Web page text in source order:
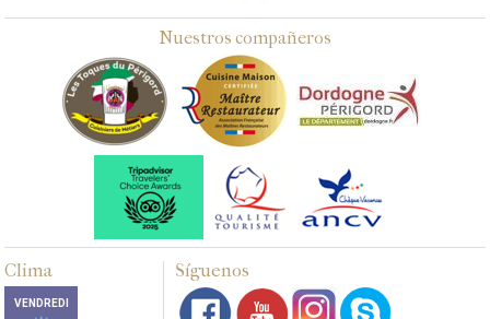
Nuestros compañeros
Clima Síguenos